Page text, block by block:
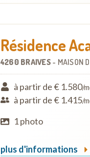
Résidence
4260 BRAIVES - MAISON
à partir de € 1.580/
à partir de € 1.415/
1 photo
plus d'informations